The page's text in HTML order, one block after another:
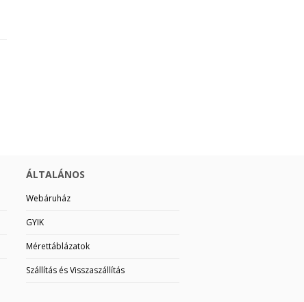
ÁLTALÁNOS
Webáruház
GYIK
Mérettáblázatok
Szállítás és Visszaszállítás